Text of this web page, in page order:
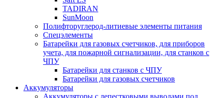
TADIRAN
SunMoon
Полифторуглерод-литиевые элементы питания
Спецэлементы
Батарейки для газовых счетчиков, для приборов
учета, для пожарной сигнализации, для станков с
ЧПУ
Батарейки для станков с ЧПУ
Батарейки для газовых счетчиков
Аккумуляторы
Аккумуляторы с лепестковыми выводами под